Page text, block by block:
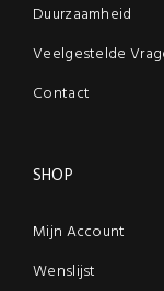
Duurzaamheid
Veelgestelde
Contact
SHOP
Mijn Account
Wenslijst